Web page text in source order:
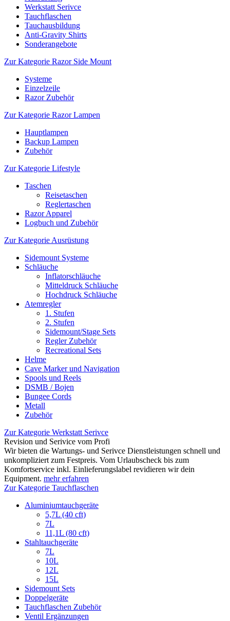
Werkstatt Serivce
Tauchflaschen
Tauchausbildung
Anti-Gravity Shirts
Sonderangebote
Zur Kategorie Razor Side Mount
Systeme
Einzelzeile
Razor Zubehör
Zur Kategorie Razor Lampen
Hauptlampen
Backup Lampen
Zubehör
Zur Kategorie Lifestyle
Taschen
Reisetaschen
Reglertaschen
Razor Apparel
Logbuch und Zubehör
Zur Kategorie Ausrüstung
Sidemount Systeme
Schläuche
Inflatorschläuche
Mitteldruck Schläuche
Hochdruck Schläuche
Atemregler
1. Stufen
2. Stufen
Sidemount/Stage Sets
Regler Zubehör
Recreational Sets
Helme
Cave Marker und Navigation
Spools und Reels
DSMB / Bojen
Bungee Cords
Metall
Zubehör
Zur Kategorie Werkstatt Serivce
Revision und Serivice vom Profi
Wir bieten die Wartungs- und Serivce Dienstleistungen schnell und
unkompliziert zum Festpreis. Vom Urlaubscheck bis zum
Komfortservice inkl. Einlieferungslabel revidieren wir dein
Equipment. mehr erfahren
Zur Kategorie Tauchflaschen
Aluminiumtauchgeräte
5,7L (40 cft)
7L
11,1L (80 cft)
Stahltauchgeräte
7L
10L
12L
15L
Sidemount Sets
Doppelgeräte
Tauchflaschen Zubehör
Ventil Ergänzungen